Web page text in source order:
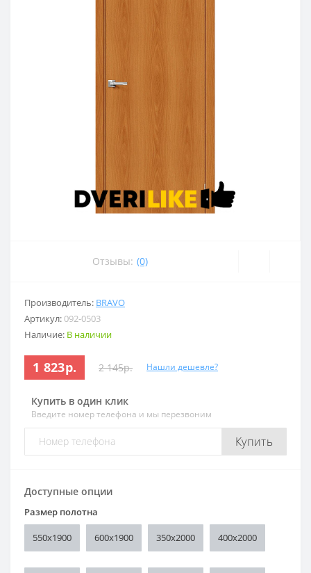
Отзывы: (0)
Производитель: BRAVO
Артикул:092-0503
Наличие: В наличии
1 823р. 2 145р. Нашли дешевле?
Купить в один клик
Введите номер телефона и мы перезвоним
Купить
Доступные опции
Размер полотна
550x1900 600x1900 350x2000 400x2000